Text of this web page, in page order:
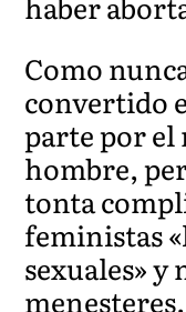
Como
convertido
parte por el
hombre,
tonta
feministas
sexuales» y